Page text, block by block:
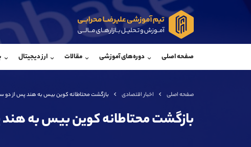
صفحه اصلی دوره‌های آموزشی مقالات ارز دیجیتال
صفحه اصلی اخبار اقتصادی بازگشت محتاطانه کوین بیس به هند پس از دو
بازگشت محتاطانه کوین بیس به
@Armteam_admin_33